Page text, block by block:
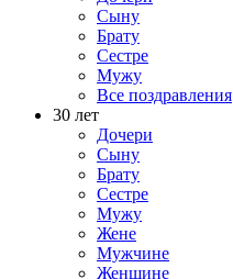
Сыну
Брату
Сестре
Мужу
Все поздравления
30 лет
Дочери
Сыну
Брату
Сестре
Мужу
Жене
Мужчине
Женщине